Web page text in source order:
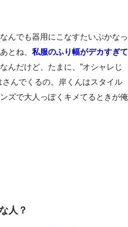
んでも器用にこなすたいぷかなっ
とね、 私服のふり幅がデカすぎて
んだけど、たまに、”オシャレじ
さんでくるの。岸くんはスタイル
ズで大人っぽくキメてるときが俺
人？